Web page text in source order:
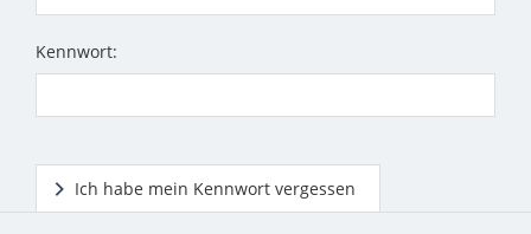
Kennwort:
Ich habe mein Kennwort vergessen